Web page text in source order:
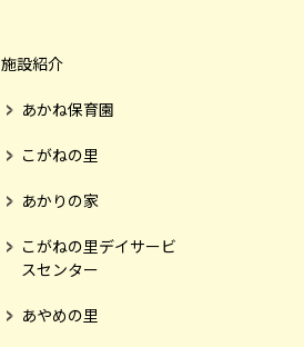
施設紹介
あかね保育園
こがねの里
あかりの家
こがねの里デイサービ
スセンター
あやめの里